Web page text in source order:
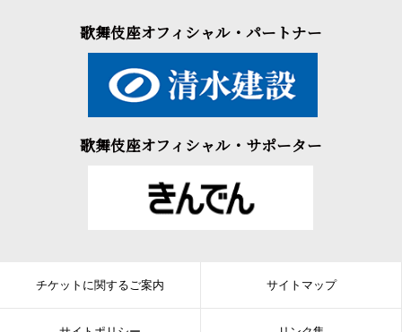
歌舞伎座オフィシャル・パートナー
歌舞伎座オフィシャル・サポーター
チケットに関するご案内 サイトマップ